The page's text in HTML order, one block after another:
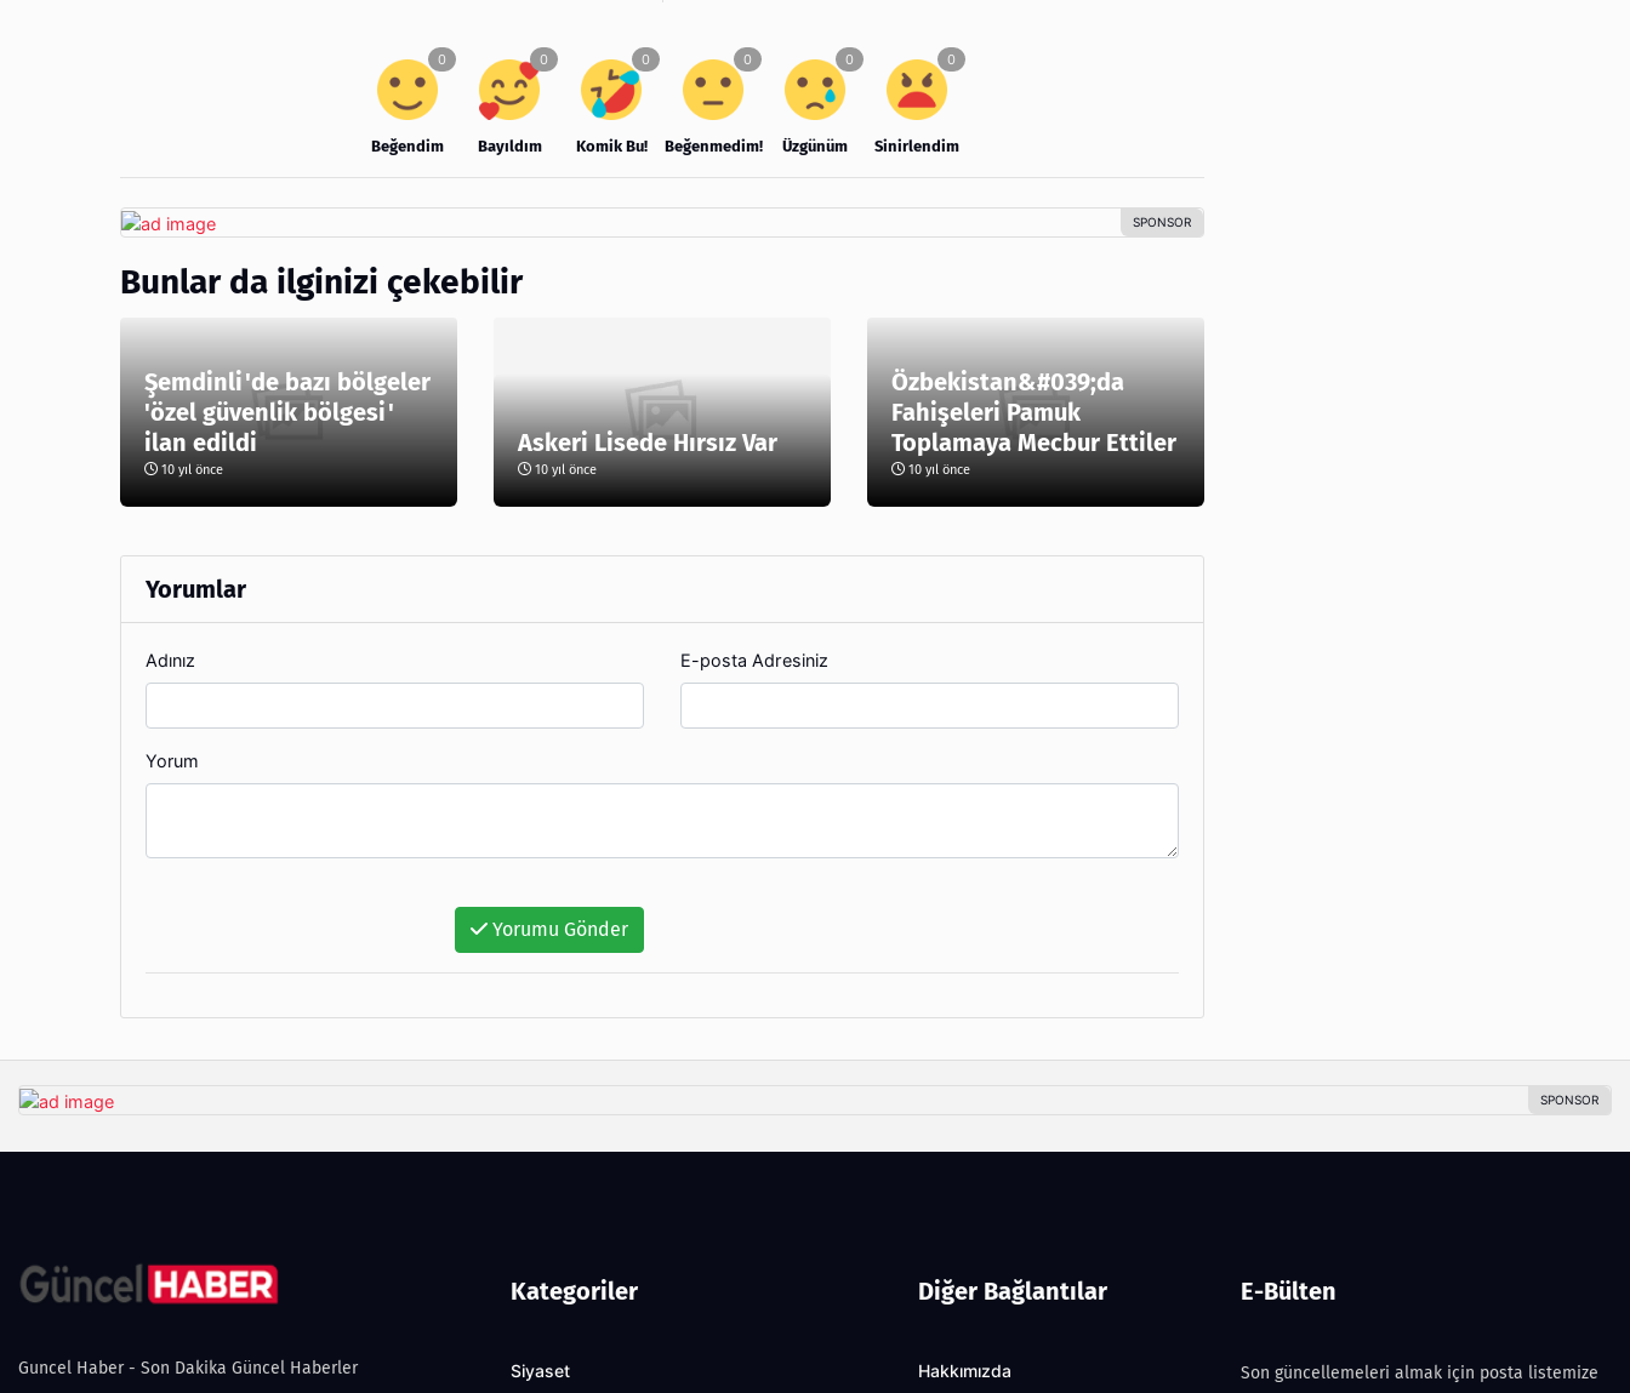
Beğendim Bayıldım Komik Bu! Beğenmedim! Üzgünüm Sinirlendim
Bunlar da ilginizi çekebilir
Şemdinli'de bazı bölgeler
'özel güvenlik bölgesi'
ilan edildi
10 yıl önce
Askeri Lisede Hırsız Var
10 yıl önce
Özbekistan&#039;da
Fahişeleri Pamuk
Toplamaya Mecbur Ettiler
10 yıl önce
Yorumlar
Adınız E-posta Adresiniz
Yorum
Yorumu Gönder
Guncel Haber - Son Dakika Güncel Haberler
Kategoriler
Siyaset
Diğer Bağlantılar
Hakkımızda
E-Bülten
Son güncellemeleri almak için posta listemize